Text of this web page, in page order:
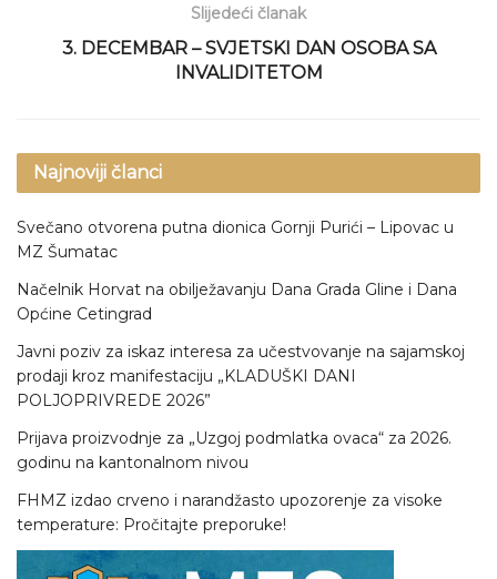
Slijedeći članak
3. DECEMBAR – SVJETSKI DAN OSOBA SA
INVALIDITETOM
Najnoviji članci
Svečano otvorena putna dionica Gornji Purići – Lipovac u
MZ Šumatac
Načelnik Horvat na obilježavanju Dana Grada Gline i Dana
Općine Cetingrad
Javni poziv za iskaz interesa za učestvovanje na sajamskoj
prodaji kroz manifestaciju „KLADUŠKI DANI
POLJOPRIVREDE 2026”
Prijava proizvodnje za „Uzgoj podmlatka ovaca“ za 2026.
godinu na kantonalnom nivou
FHMZ izdao crveno i narandžasto upozorenje za visoke
temperature: Pročitajte preporuke!